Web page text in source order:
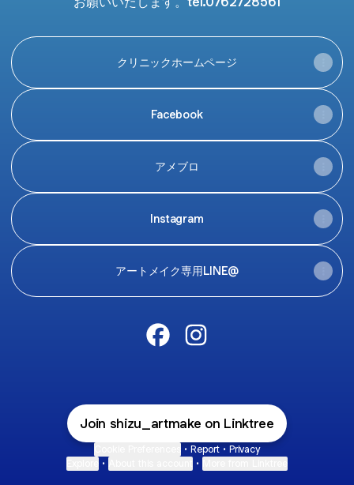
クリニックホームページ
Facebook
アメブロ
Instagram
アートメイク専用LINE@
Join shizu_artmake on Linktree
• Report • Privacy
• •